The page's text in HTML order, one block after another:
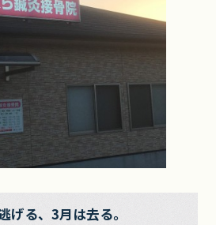
げる、3月は去る。